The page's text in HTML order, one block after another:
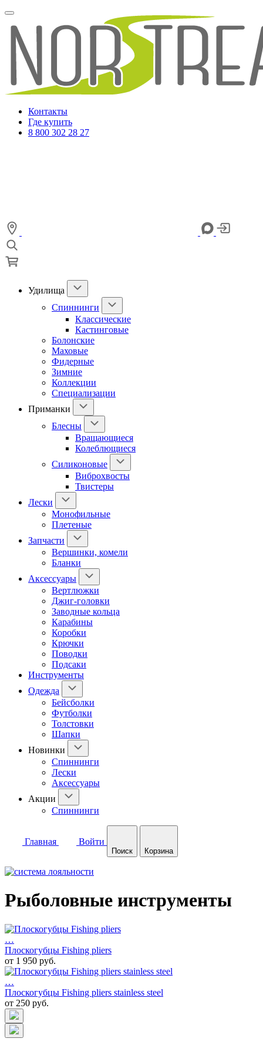
Контакты
Где купить
8 800 302 28 27
Удилища
Спиннинги
Классические
Кастинговые
Болонские
Маховые
Фидерные
Зимние
Коллекции
Специализации
Приманки
Блесны
Вращающиеся
Колеблющиеся
Силиконовые
Виброхвосты
Твистеры
Лески
Монофильные
Плетеные
Запчасти
Вершинки, комели
Бланки
Аксессуары
Вертлюжки
Джиг-головки
Заводные кольца
Карабины
Коробки
Крючки
Поводки
Подсаки
Инструменты
Одежда
Бейсболки
Футболки
Толстовки
Шапки
Новинки
Спиннинги
Лески
Аксессуары
Акции
Спиннинги
Главная Войти
Поиск Корзина
Рыболовные инструменты
…
Плоскогубцы Fishing pliers
от 1 950 руб.
…
Плоскогубцы Fishing pliers stainless steel
от 250 руб.